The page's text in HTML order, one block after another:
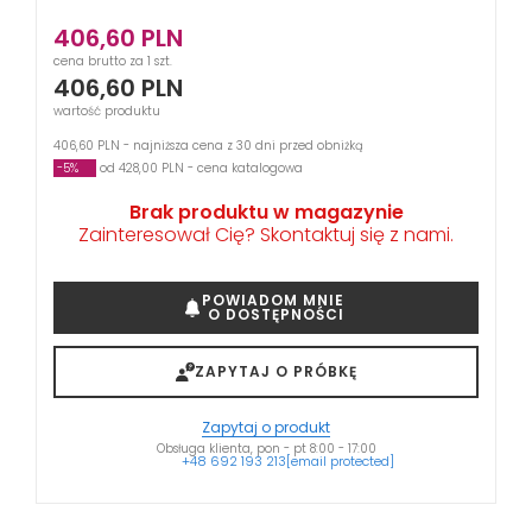
406,60 PLN
cena brutto za 1 szt.
406,60 PLN
wartość produktu
406,60 PLN - najniższa cena z 30 dni przed obniżką
-5%
od 428,00 PLN - cena katalogowa
Brak produktu w magazynie
Zainteresował Cię? Skontaktuj się z nami.
POWIADOM MNIE
O DOSTĘPNOŚCI
ZAPYTAJ O PRÓBKĘ
Zapytaj o produkt
Obsługa klienta, pon - pt 8:00 - 17:00
+48 692 193 213[email protected]